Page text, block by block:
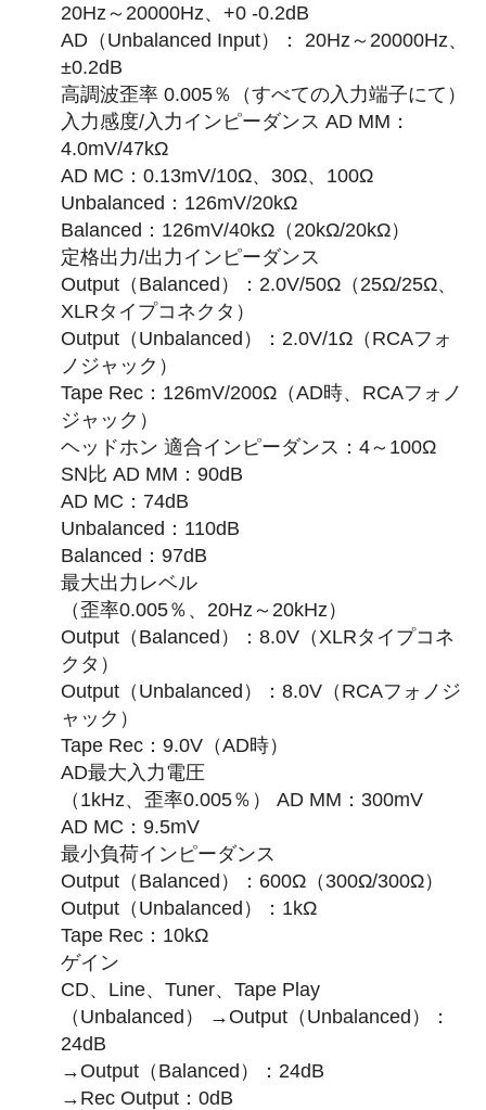
20Hz～20000Hz、+0 -0.2dB
AD（Unbalanced Input）： 20Hz～20000Hz、
±0.2dB
高調波歪率 0.005％（すべての入力端子にて）
入力感度/入力インピーダンス AD MM：
4.0mV/47kΩ
AD MC：0.13mV/10Ω、30Ω、100Ω
Unbalanced：126mV/20kΩ
Balanced：126mV/40kΩ（20kΩ/20kΩ）
定格出力/出力インピーダンス
Output（Balanced）：2.0V/50Ω（25Ω/25Ω、
XLRタイプコネクタ）
Output（Unbalanced）：2.0V/1Ω（RCAフォ
ノジャック）
Tape Rec：126mV/200Ω（AD時、RCAフォノ
ジャック）
ヘッドホン 適合インピーダンス：4～100Ω
SN比 AD MM：90dB
AD MC：74dB
Unbalanced：110dB
Balanced：97dB
最大出力レベル
（歪率0.005％、20Hz～20kHz）
Output（Balanced）：8.0V（XLRタイプコネ
クタ）
Output（Unbalanced）：8.0V（RCAフォノジ
ャック）
Tape Rec：9.0V（AD時）
AD最大入力電圧
（1kHz、歪率0.005％） AD MM：300mV
AD MC：9.5mV
最小負荷インピーダンス
Output（Balanced）：600Ω（300Ω/300Ω）
Output（Unbalanced）：1kΩ
Tape Rec：10kΩ
ゲイン
CD、Line、Tuner、Tape Play
（Unbalanced） →Output（Unbalanced）：
24dB
→Output（Balanced）：24dB
→Rec Output：0dB